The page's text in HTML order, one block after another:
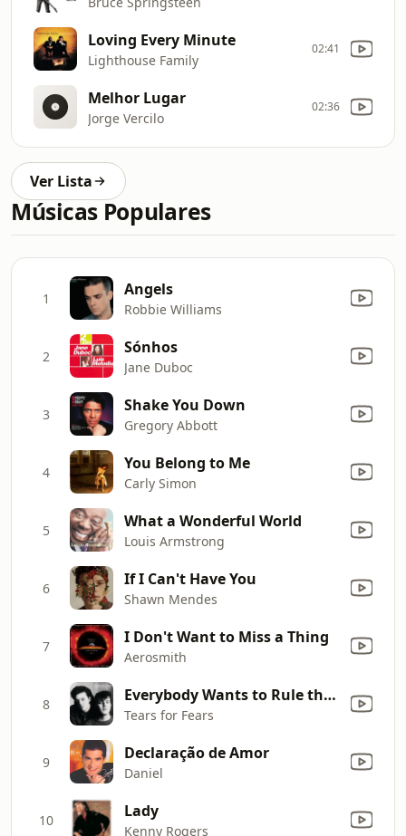
Loving Every Minute
Lighthouse Family
02:41
Melhor Lugar
Jorge Vercilo
02:36
Ver Lista
Músicas Populares
1 Angels
Robbie Williams
2 Sónhos
Jane Duboc
3 Shake You Down
Gregory Abbott
4 You Belong to Me
Carly Simon
5 What a Wonderful World
Louis Armstrong
6 If I Can't Have You
Shawn Mendes
7 I Don't Want to Miss a Thing
Aerosmith
8 Everybody Wants to Rule the World
Tears for Fears
9 Declaração de Amor
Daniel
10 Lady
Kenny Rogers